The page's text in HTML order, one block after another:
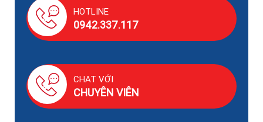
HOTLINE
0942.337.117
CHAT VỚI
CHUYÊN VIÊN